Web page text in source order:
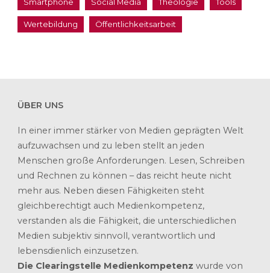
Wertebildung Öffentlichkeitsarbeit
ÜBER UNS
In einer immer stärker von Medien geprägten Welt
aufzuwachsen und zu leben stellt an jeden
Menschen große Anforderungen. Lesen, Schreiben
und Rechnen zu können – das reicht heute nicht
mehr aus. Neben diesen Fähigkeiten steht
gleichberechtigt auch Medienkompetenz,
verstanden als die Fähigkeit, die unterschiedlichen
Medien subjektiv sinnvoll, verantwortlich und
lebensdienlich einzusetzen.
Die Clearingstelle Medienkompetenz wurde von